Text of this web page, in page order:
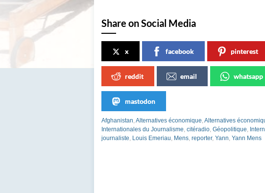
Share on Social Media
x facebook pinterest
reddit email whatsapp
mastodon
Afghanistan,Alternatives économique,Alternatives
Internationales du Journalisme, citéradio, Géopolitique,
journaliste, Louis Emeriau, Mens, reporter, Yann, Yann Mens